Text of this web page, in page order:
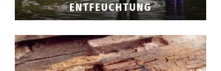
ENTFEUCHTUNG